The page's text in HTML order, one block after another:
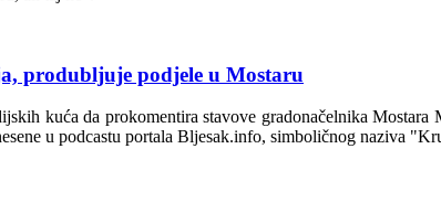
produbljuje podjele u Mostaru
kuća da prokomentira stavove gradonačelnika Mostara
u podcastu portala Bljesak.info, simboličnog naziva